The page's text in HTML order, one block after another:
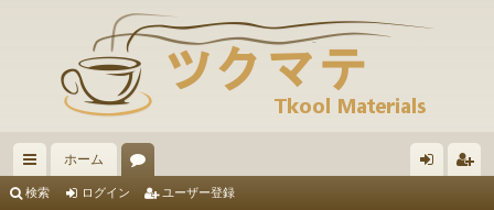
イ
ホーム
検索 ログイン ユーザー登録